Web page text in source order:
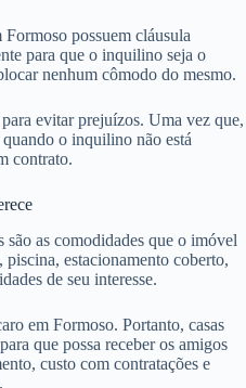
possuem cláusula
para que o inquilino seja o
nenhum cômodo do mesmo.
evitar prejuízos. Uma vez que,
o inquilino não está
contrato.
são as comodidades que o imóvel
estacionamento coberto,
de seu interesse.
em Formoso. Portanto, casas
que possa receber os amigos
custo com contratações e